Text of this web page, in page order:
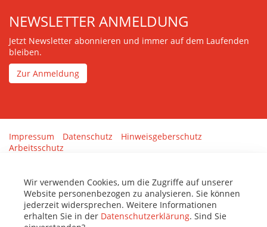
NEWSLETTER ANMELDUNG
Jetzt Newsletter abonnieren und immer auf dem Laufenden
bleiben.
Zur Anmeldung
Impressum Datenschutz
Hinweisgeberschutz
Arbeitsschutz
Wir verwenden Cookies, um die Zugriffe auf unserer
Website personenbezogen zu analysieren. Sie können
jederzeit widersprechen. Weitere Informationen
erhalten Sie in der Datenschutzerklärung. Sind Sie